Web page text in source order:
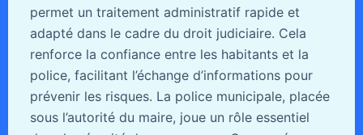
permet un traitement administratif rapide et
adapté dans le cadre du droit judiciaire. Cela
renforce la confiance entre les habitants et la
police, facilitant l’échange d’informations pour
prévenir les risques. La police municipale, placée
sous l’autorité du maire, joue un rôle essentiel